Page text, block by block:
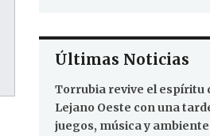
Últimas Noticias
Torrubia revive el espíritu
Lejano Oeste con una
juegos, música y